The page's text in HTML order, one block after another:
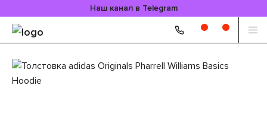
Наш канал в Telegram